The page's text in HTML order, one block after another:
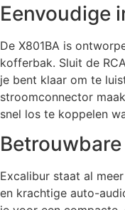
Eenvoudige
De X801BA is
kofferbak. Sluit de
je bent klaar om te
stroomconnector
snel los te koppelen
Excalibur staat al
en krachtige auto-